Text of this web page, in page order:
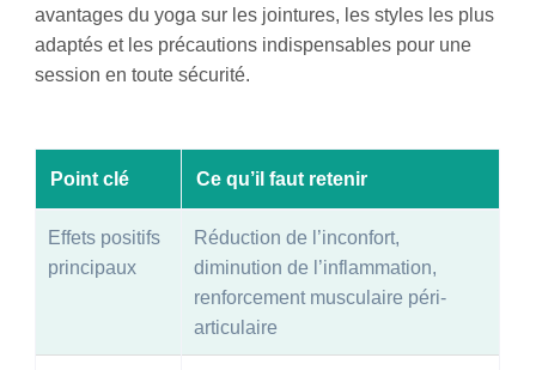
avantages du yoga sur les jointures, les styles les plus
adaptés et les précautions indispensables pour une
session en toute sécurité.
Point clé Ce qu’il faut retenir
Effets positifs
principaux
Réduction de l’inconfort,
diminution de l’inflammation,
renforcement musculaire péri-
articulaire